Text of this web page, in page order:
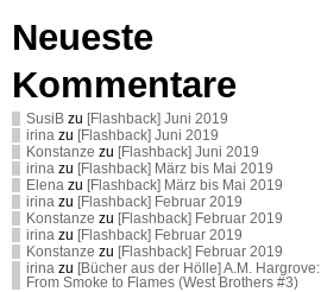
Neueste
Kommentare
SusiB zu [Flashback] Juni 2019
irina zu [Flashback] Juni 2019
Konstanze zu [Flashback] Juni 2019
irina zu [Flashback] März bis Mai 2019
Elena zu [Flashback] März bis Mai 2019
irina zu [Flashback] Februar 2019
Konstanze zu [Flashback] Februar 2019
irina zu [Flashback] Februar 2019
Konstanze zu [Flashback] Februar 2019
irina zu [Bücher aus der Hölle] A.M. Hargrove:
From Smoke to Flames (West Brothers #3)